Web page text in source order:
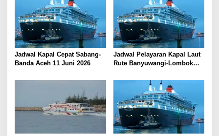
p
o
s
Jadwal Kapal Cepat Sabang-
Banda Aceh 11 Juni 2026
Jadwal Pelayaran Kapal Laut
Rute Banyuwangi-Lombok